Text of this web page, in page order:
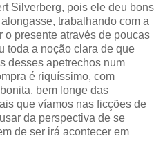
Silverberg, pois ele deu bons
trabalhando com a
presente através de poucas
toda a noção clara de que
desses apetrechos num
é riquíssimo, com
bem longe das
que víamos nas ficções de
da perspectiva de se
de ser irá acontecer em